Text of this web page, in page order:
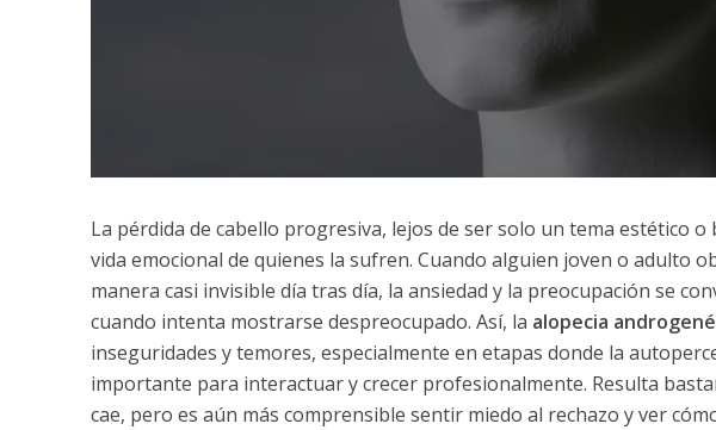
La pérdida de cabello progresiva, lejos de ser solo un tema estético
vida emocional de quienes la sufren. Cuando alguien joven o adulto
manera casi invisible día tras día, la ansiedad y la preocupación se
cuando intenta mostrarse despreocupado. Así, la alopecia
inseguridades y temores, especialmente en etapas donde la
importante para interactuar y crecer profesionalmente. Resulta
cae, pero es aún más comprensible sentir miedo al rechazo y ver